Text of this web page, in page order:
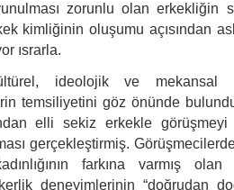
zorunlu olan erkekliğin
kimliğinin oluşumu açısından
ısrarla.
ideolojik ve mekansal
temsiliyetini göz önünde
elli sekiz erkekle
gerçekleştirmiş.
farkına varmış
deneyimlerinin “doğrudan